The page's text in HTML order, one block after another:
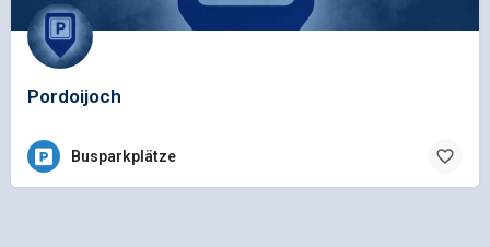
Pordoijoch
Busparkplätze